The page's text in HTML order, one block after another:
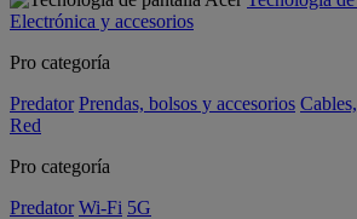
Electrónica y accesorios
Pro categoría
Predator Prendas, bolsos y accesorios
Red
Pro categoría
Predator Wi-Fi 5G